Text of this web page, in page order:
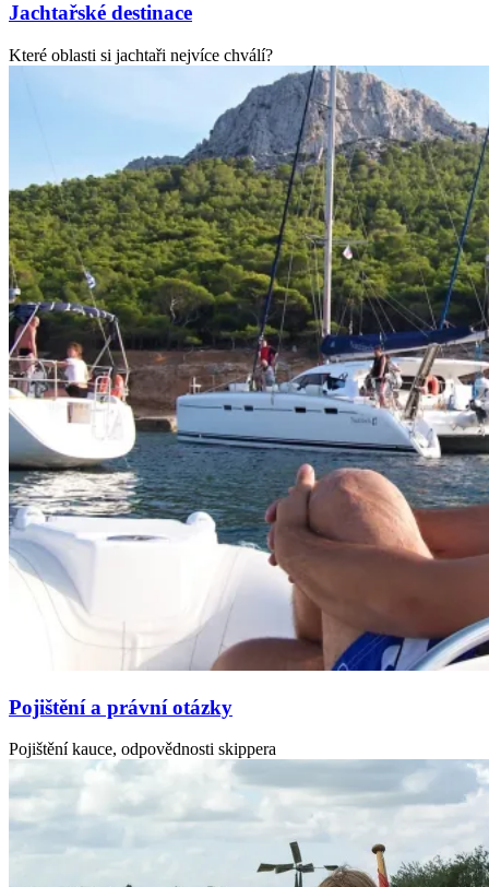
Jachtařské destinace
Které oblasti si jachtaři nejvíce chválí?
Pojištění a právní otázky
Pojištění kauce, odpovědnosti skippera